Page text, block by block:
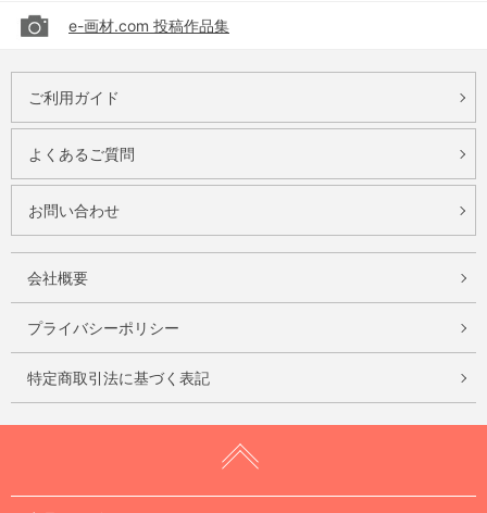
e-画材.com 投稿作品集
ご利用ガイド
よくあるご質問
お問い合わせ
会社概要
プライバシーポリシー
特定商取引法に基づく表記